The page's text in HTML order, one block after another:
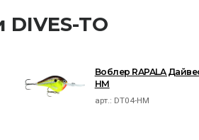
TO
Воблер RAPALA
HM
арт.: DT04-HM